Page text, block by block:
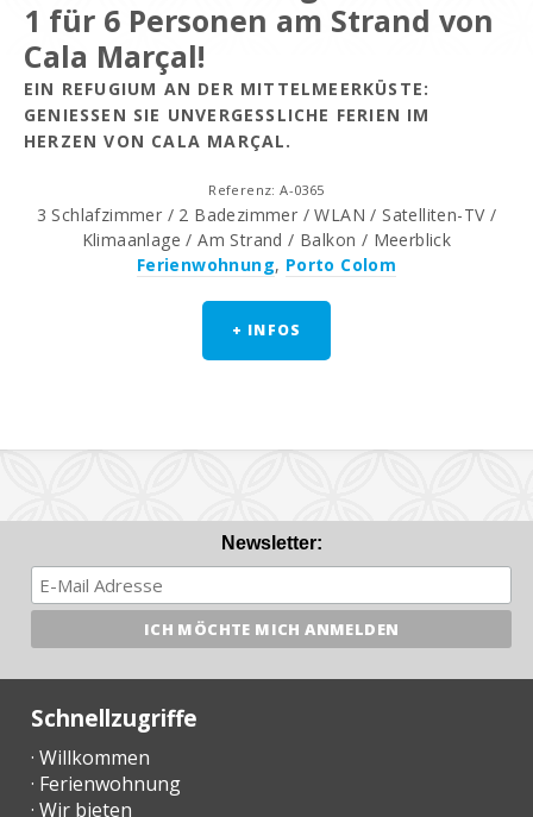
1 für 6 Personen am Strand von
Cala Marçal!
EIN REFUGIUM AN DER MITTELMEERKÜSTE:
GENIESSEN SIE UNVERGESSLICHE FERIEN IM H
ERZEN VON CALA MARÇAL.
Referenz: A-0365
3 Schlafzimmer / 2 Badezimmer / WLAN / Satelliten-TV /
Klimaanlage / Am Strand / Balkon / Meerblick
Ferienwohnung, Porto Colom
+ INFOS
Newsletter:
Schnellzugriffe
· Willkommen
· Ferienwohnung
· Wir bieten